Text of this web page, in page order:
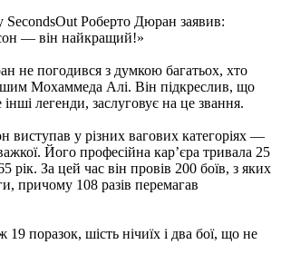
SecondsOut Роберто Дюран заявив:
— він найкращий!»
не погодився з думкою багатьох, хто
Мохаммеда Алі. Він підкреслив, що
легенди, заслуговує на це звання.
виступав у різних вагових категоріях —
Його професійна кар’єра тривала 25
рік. За цей час він провів 200 боїв, з яких
причому 108 разів перемагав
19 поразок, шість нічиїх і два бої, що не